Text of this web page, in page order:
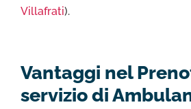
Villafrati).
Vantaggi nel
servizio di